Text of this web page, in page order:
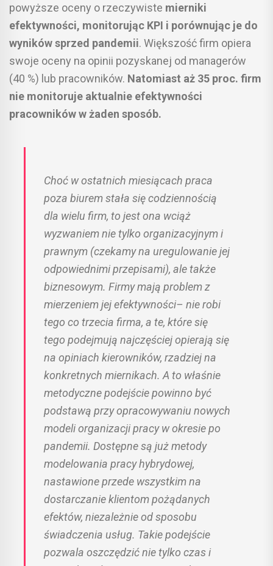
powyższe oceny o rzeczywiste mierniki
efektywności, monitorując KPI i porównując je do
wyników sprzed pandemii. Większość firm opiera
swoje oceny na opinii pozyskanej od managerów
(40 %) lub pracowników. Natomiast aż 35 proc. firm
nie monitoruje aktualnie efektywności
pracowników w żaden sposób.
Choć w ostatnich miesiącach praca
poza biurem stała się codziennością
dla wielu firm, to jest ona wciąż
wyzwaniem nie tylko organizacyjnym i
prawnym (czekamy na uregulowanie jej
odpowiednimi przepisami), ale także
biznesowym. Firmy mają problem z
mierzeniem jej efektywności– nie robi
tego co trzecia firma, a te, które się
tego podejmują najczęściej opierają się
na opiniach kierowników, rzadziej na
konkretnych miernikach. A to właśnie
metodyczne podejście powinno być
podstawą przy opracowywaniu nowych
modeli organizacji pracy w okresie po
pandemii. Dostępne są już metody
modelowania pracy hybrydowej,
nastawione przede wszystkim na
dostarczanie klientom pożądanych
efektów, niezależnie od sposobu
świadczenia usług. Takie podejście
pozwala oszczędzić nie tylko czas i